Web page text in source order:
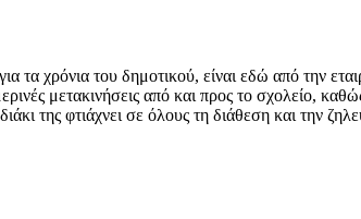
τα χρόνια του δημοτικού, είναι εδώ από την
μετακινήσεις από και προς το σχολείο,
της φτιάχνει σε όλους τη διάθεση και την